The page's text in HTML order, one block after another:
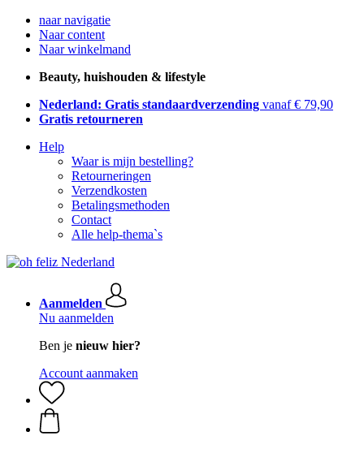
naar navigatie
Naar content
Naar winkelmand
Beauty, huishouden & lifestyle
Nederland: Gratis standaardverzending vanaf € 79,90
Gratis retourneren
Help
Waar is mijn bestelling?
Retourneringen
Verzendkosten
Betalingsmethoden
Contact
Alle help-thema`s
Aanmelden
Nu aanmelden
Ben je nieuw hier?
Account aanmaken